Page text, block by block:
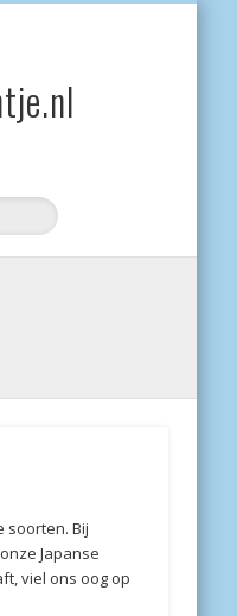
soorten. Bij
Japanse
viel ons oog op